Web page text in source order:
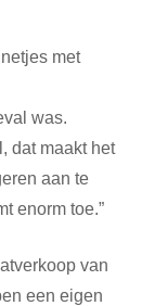
met
was.
dat maakt het
aan te
enorm toe.”
van
een eigen